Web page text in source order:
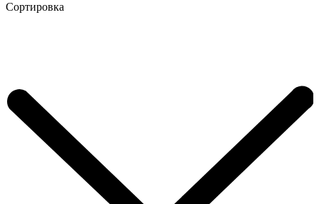
Сортировка